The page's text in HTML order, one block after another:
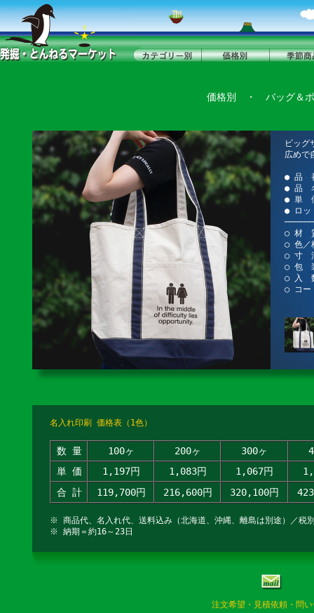
価格別 ・ バッグ＆
ビッグ
広めで
● 品
● 品
● 単
● ロッ
○ 材
○ 色／
○ 寸 法
○ 包
○ 入
○ コー
名入れ印刷 価格表（1色）
数 量 100ヶ 200ヶ 300ヶ
単 価
1,197円 1,083円 1,067円
合 計
119,700円 216,600円 320,100円
※ 商品代、名入れ代、送料込み（北海道、沖縄、離島は別途）／税
※ 納期＝約16～23日
注文希望・見積依頼・問